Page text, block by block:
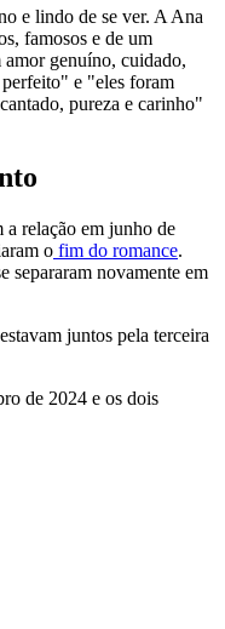
e lindo de se ver. A Ana
famosos e de um
genuíno, cuidado,
e "eles foram
pureza e carinho"
relação em junho de
o fim do romance.
separaram novamente em
juntos pela terceira
de 2024 e os dois